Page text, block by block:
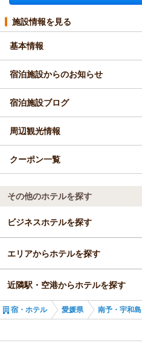
施設情報を見る
基本情報
宿泊施設からのお知らせ
宿泊施設ブログ
周辺観光情報
クーポン一覧
その他のホテルを探す
ビジネスホテルを探す
愛媛県
南予・宇和島
宇和島
エリアからホテルを探す
愛媛県
南予・宇和島
近隣駅・空港からホテルを探す
宇和島駅
宿・ホテル 愛媛県 南予・宇和島